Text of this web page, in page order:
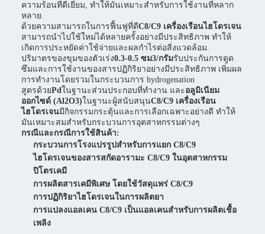
ความร้อนที่ดีเยี่ยม, ทําให้มันเหมาะสําหรับการใช้งานที่หลาก
หลาย.
ด้วยความสามารถในการฟื้นฟูที่ดีC8/C9 เครื่องเรือนไฮโดรเจน
สามารถนําไปใช้ใหม่ได้หลายครั้งอย่างมีประสิทธิภาพ ทําให้
เกิดการประหยัดค่าใช้จ่ายและผลกําไรต่อสิ่งแวดล้อม.
ปริมาตรของขุมของตัวเร่ง0.3-0.5 ซม3/กรัมรับประกันการดูด
ซึมและการใช้งานของสารปฏิกิริยาอย่างมีประสิทธิภาพ เพิ่มผล
การทํางานโดยรวมในกระบวนการ hydrogenation
สูตรด้วยPdในฐานะส่วนประกอบที่ทํางาน และอลูมิเนียม
ออกไซด์ (Al2O3)ในฐานะผู้สนับสนุนC8/C9 เครื่องเรือน
ไฮโดรเจนมีกิจกรรมกระตุ้นและการเลือกเฉพาะอย่างดี ทําให้
มันเหมาะสมสําหรับกระบวนการอุตสาหกรรมต่างๆ
กรณีและกรณีการใช้สินค้า:
กระบวนการโรงแปรรูปสําหรับการแยก C8/C9
ไฮโดรเจนของสารสกัดอารามะ C8/C9 ในอุตสาหกรรม
ปิโตรเคมี
การผลิตสารเคมีพิเศษ โดยใช้วัสดุแพร่ C8/C9
การปฏิกิริยาไฮโดรเจนในการผลิตยา
การแปลงแอลเคน C8/C9 เป็นแอลเคนสําหรับการผลิตเชื้อ
เพลิง